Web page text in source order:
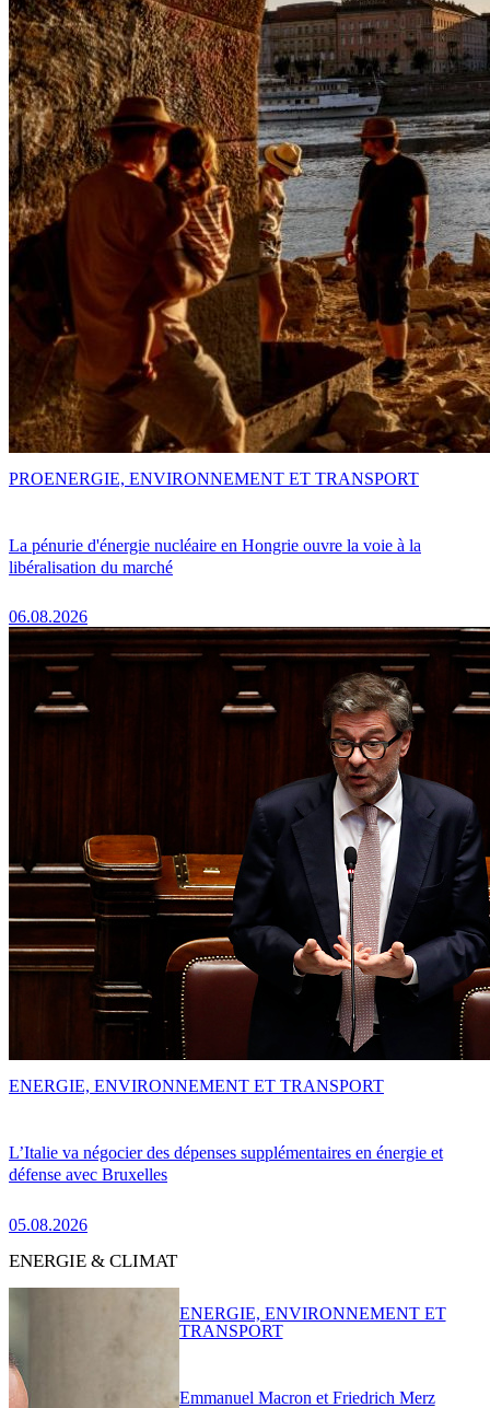
La pénurie d'énergie nucléaire en Hongrie ouvre la voie à la
libéralisation du marché
06.08.2026
PROENERGIE, ENVIRONNEMENT ET TRANSPORT
L’Italie va négocier des dépenses supplémentaires en énergie et
défense avec Bruxelles
05.08.2026
ENERGIE, ENVIRONNEMENT ET TRANSPORT
ENERGIE & CLIMAT
Emmanuel Macron et Friedrich Merz
ENERGIE, ENVIRONNEMENT ET
TRANSPORT